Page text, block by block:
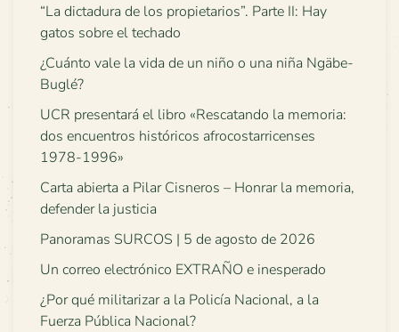
“La dictadura de los propietarios”. Parte II: Hay
gatos sobre el techado
¿Cuánto vale la vida de un niño o una niña Ngäbe-
Buglé?
UCR presentará el libro «Rescatando la memoria:
dos encuentros históricos afrocostarricenses
1978-1996»
Carta abierta a Pilar Cisneros – Honrar la memoria,
defender la justicia
Panoramas SURCOS | 5 de agosto de 2026
Un correo electrónico EXTRAÑO e inesperado
¿Por qué militarizar a la Policía Nacional, a la
Fuerza Pública Nacional?